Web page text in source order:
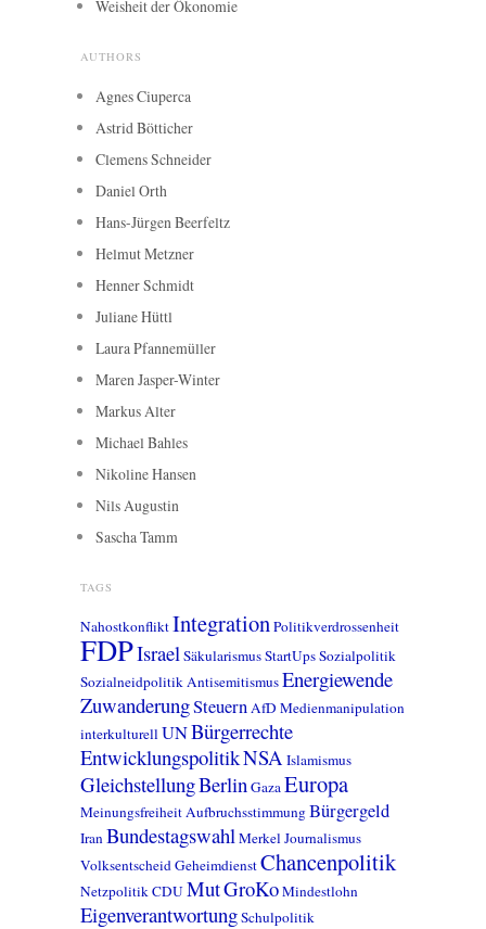
Weisheit der Ökonomie
AUTHORS
Agnes Ciuperca
Astrid Bötticher
Clemens Schneider
Daniel Orth
Hans-Jürgen Beerfeltz
Helmut Metzner
Henner Schmidt
Juliane Hüttl
Laura Pfannemüller
Maren Jasper-Winter
Markus Alter
Michael Bahles
Nikoline Hansen
Nils Augustin
Sascha Tamm
TAGS
NahostkonfliktIntegrationPolitikverdrossenheit
FDPIsrael SäkularismusStartUpsSozialpolitik
SozialneidpolitikAntisemitismusEnergiewende
ZuwanderungSteuernAfD Medienmanipulation
interkulturellUNBürgerrechte
EntwicklungspolitikNSA Islamismus
GleichstellungBerlin GazaEuropa
MeinungsfreiheitAufbruchsstimmungBürgergeld
IranBundestagswahl MerkelJournalismus
VolksentscheidGeheimdienstChancenpolitik
NetzpolitikCDUMutGroKoMindestlohn
EigenverantwortungSchulpolitik